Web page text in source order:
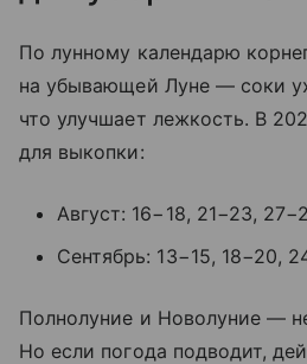
По лунному календарю
на убывающей Луне — соки
что улучшает лежкость. В
для выкопки:
Август: 16−18, 21−23,
Сентябрь: 13−15, 18−20,
Полнолуние и Новолуние —
Но если погода подводит,